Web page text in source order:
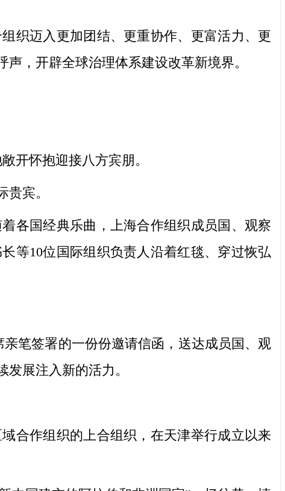
迈入更加团结、更重协作、更富活力、更
，开辟全球治理体系建设改革新境界。
开怀抱迎接八方宾朋。
宾。
国经典乐曲，上海合作组织成员国、观察
等10位国际组织负责人沿着红毯、穿过恢弘
笔签署的一份份邀请信函，送达成员国、观
展注入新的活力。
作组织的上合组织，在天津举行成立以来